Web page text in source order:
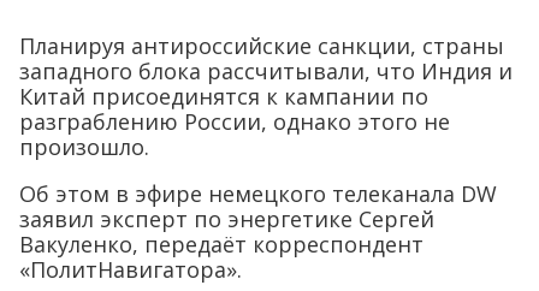
Планируя антироссийские санкции, страны
западного блока рассчитывали, что Индия и
Китай присоединятся к кампании по
разграблению России, однако этого не
произошло.
Об этом в эфире немецкого телеканала DW
заявил эксперт по энергетике Сергей
Вакуленко, передаёт корреспондент
«ПолитНавигатора».